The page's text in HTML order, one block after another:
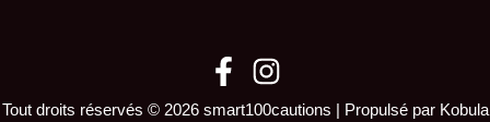
Tout droits réservés © 2026 smart100cautions | Propulsé par Kobula